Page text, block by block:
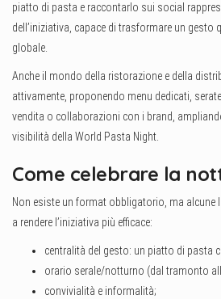
piatto di pasta e raccontarlo sui social
dell’iniziativa, capace di trasformare un
globale.
Anche il mondo della ristorazione e della
attivamente, proponendo menu dedicati,
vendita o collaborazioni con i brand,
visibilità della World Pasta Night.
Come celebrare la
Non esiste un format obbligatorio, ma alcune
a rendere l’iniziativa più efficace:
centralità del gesto: un piatto di pasta
orario serale/notturno (dal tramonto
convivialità e informalità;